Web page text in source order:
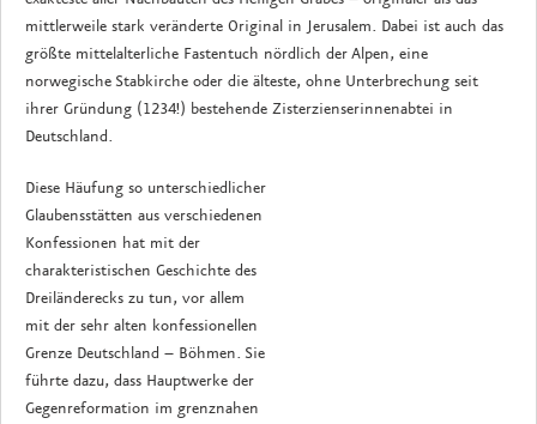
mittlerweile stark veränderte Original in Jerusalem. Dabei ist auch das
größte mittelalterliche Fastentuch nördlich der Alpen, eine
norwegische Stabkirche oder die älteste, ohne Unterbrechung seit
ihrer Gründung (1234!) bestehende Zisterzienserinnenabtei in
Deutschland.
Diese Häufung so unterschiedlicher
Glaubensstätten aus verschiedenen
Konfessionen hat mit der
charakteristischen Geschichte des
Dreiländerecks zu tun, vor allem
mit der sehr alten konfessionellen
Grenze Deutschland – Böhmen. Sie
führte dazu, dass Hauptwerke der
Gegenreformation im grenznahen